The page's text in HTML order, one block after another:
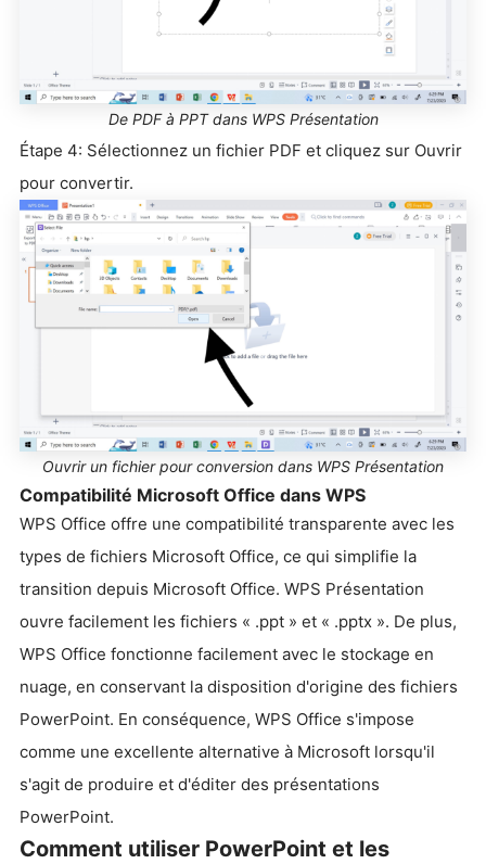
De PDF à PPT dans WPS Présentation
Étape 4: Sélectionnez un fichier PDF et cliquez sur Ouvrir
pour convertir.
Ouvrir un fichier pour conversion dans WPS Présentation
Compatibilité Microsoft Office dans WPS
WPS Office offre une compatibilité transparente avec les
types de fichiers Microsoft Office, ce qui simplifie la
transition depuis Microsoft Office. WPS Présentation
ouvre facilement les fichiers « .ppt » et « .pptx ». De plus,
WPS Office fonctionne facilement avec le stockage en
nuage, en conservant la disposition d'origine des fichiers
PowerPoint. En conséquence, WPS Office s'impose
comme une excellente alternative à Microsoft lorsqu'il
s'agit de produire et d'éditer des présentations
PowerPoint.
Comment utiliser PowerPoint et les